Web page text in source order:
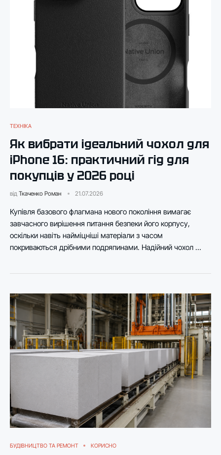
ТЕХНІКА
Як вибрати ідеальний чохол для
iPhone 16: практичний гід для
покупців у 2026 році
від Ткаченко Роман 21.07.2026
Купівля базового флагмана нового покоління вимагає
завчасного вирішення питання безпеки його корпусу,
оскільки навіть найміцніші матеріали з часом
покриваються дрібними подряпинами. Надійний чохол …
БУДІВНИЦТВО ТА РЕМОНТ КОРИСНО